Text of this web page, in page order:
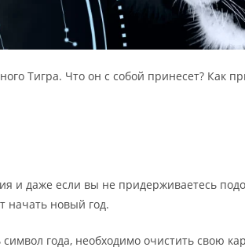
Тигра. Что он с собой принесет? Как
и даже если вы не придерживаетесь
начать новый год.
года, необходимо очистить свою